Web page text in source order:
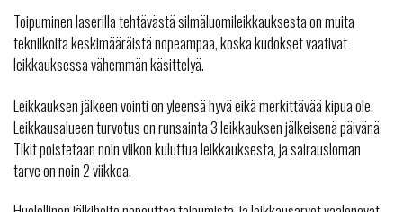
Toipuminen laserilla tehtävästä silmäluomileikkauksesta on muita
tekniikoita keskimääräistä nopeampaa, koska kudokset vaativat
leikkauksessa vähemmän käsittelyä.
Leikkauksen jälkeen vointi on yleensä hyvä eikä merkittävää kipua ole.
Leikkausalueen turvotus on runsainta 3 leikkauksen jälkeisenä päivänä.
Tikit poistetaan noin viikon kuluttua leikkauksesta, ja sairausloman
tarve on noin 2 viikkoa.